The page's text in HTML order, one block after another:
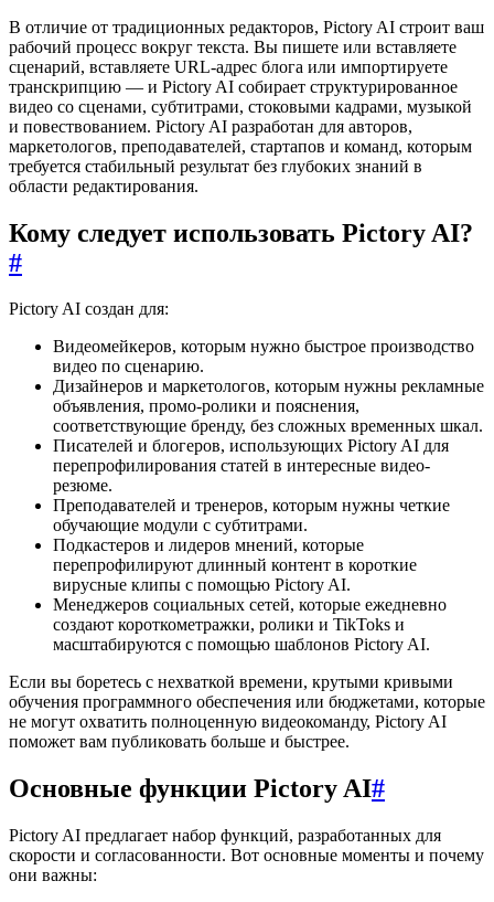
В отличие от традиционных редакторов, Pictory AI строит ваш
рабочий процесс вокруг текста. Вы пишете или вставляете
сценарий, вставляете URL-адрес блога или импортируете
транскрипцию — и Pictory AI собирает структурированное
видео со сценами, субтитрами, стоковыми кадрами, музыкой
и повествованием. Pictory AI разработан для авторов,
маркетологов, преподавателей, стартапов и команд, которым
требуется стабильный результат без глубоких знаний в
области редактирования.
Кому следует использовать Pictory AI?
#
Pictory AI создан для:
Видеомейкеров, которым нужно быстрое производство
видео по сценарию.
Дизайнеров и маркетологов, которым нужны рекламные
объявления, промо-ролики и пояснения,
соответствующие бренду, без сложных временных шкал.
Писателей и блогеров, использующих Pictory AI для
перепрофилирования статей в интересные видео-
резюме.
Преподавателей и тренеров, которым нужны четкие
обучающие модули с субтитрами.
Подкастеров и лидеров мнений, которые
перепрофилируют длинный контент в короткие
вирусные клипы с помощью Pictory AI.
Менеджеров социальных сетей, которые ежедневно
создают короткометражки, ролики и TikToks и
масштабируются с помощью шаблонов Pictory AI.
Если вы боретесь с нехваткой времени, крутыми кривыми
обучения программного обеспечения или бюджетами, которые
не могут охватить полноценную видеокоманду, Pictory AI
поможет вам публиковать больше и быстрее.
Основные функции Pictory AI#
Pictory AI предлагает набор функций, разработанных для
скорости и согласованности. Вот основные моменты и почему
они важны: